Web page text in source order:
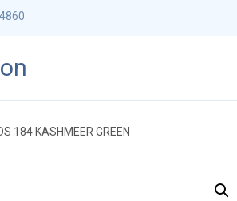
184 KASHMEER GREEN